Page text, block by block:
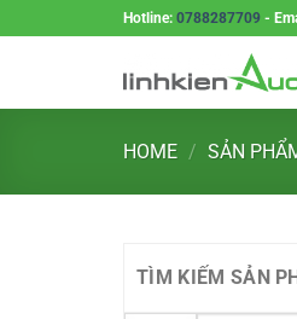
to
Hotline: 0788287709 -
HOME / SẢN
TÌM KIẾM SẢN